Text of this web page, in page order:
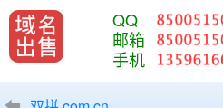
QQ
邮箱
手机